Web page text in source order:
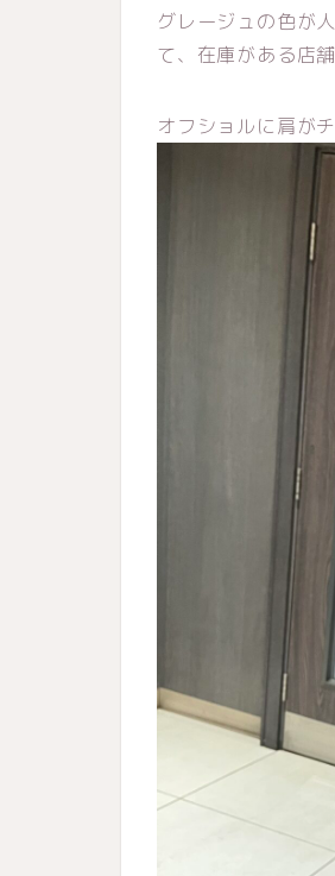
グレージュの色が
て、在庫がある店
オフショルに肩が